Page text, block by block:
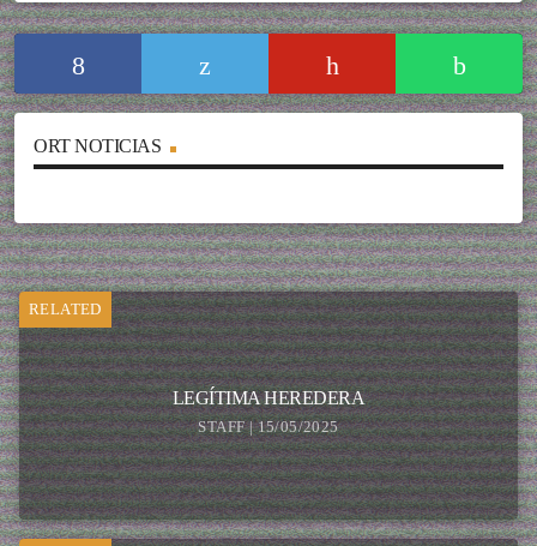
ORT NOTICIAS
RELATED
LEGÍTIMA HEREDERA
STAFF | 15/05/2025